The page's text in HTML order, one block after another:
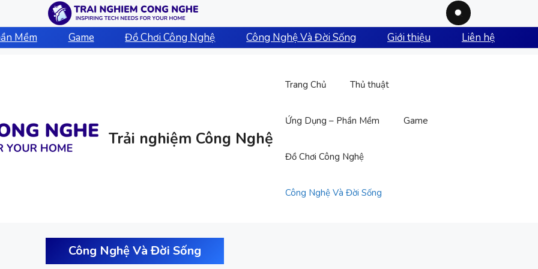
Mềm Game Đồ Chơi Công Nghệ Công Nghệ Và Đời Sống Giới thiệu
Liên hệ
Trải nghiệm Công Nghệ
Trang Chủ Thủ thuật
Ứng Dụng – Phần Mềm Game
Đồ Chơi Công Nghệ
Công Nghệ Và Đời Sống
Công Nghệ Và Đời Sống